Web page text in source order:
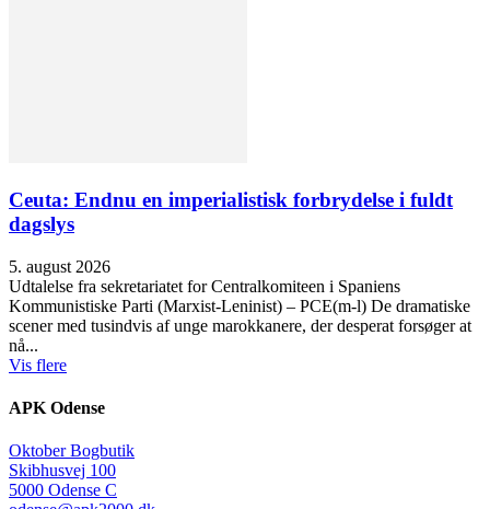
Ceuta: Endnu en imperialistisk forbrydelse i fuldt
dagslys
5. august 2026
Udtalelse fra sekretariatet for Centralkomiteen i Spaniens
Kommunistiske Parti (Marxist-Leninist) – PCE(m-l) De dramatiske
scener med tusindvis af unge marokkanere, der desperat forsøger at
nå...
Vis flere
APK Odense
Oktober Bogbutik
Skibhusvej 100
5000 Odense C